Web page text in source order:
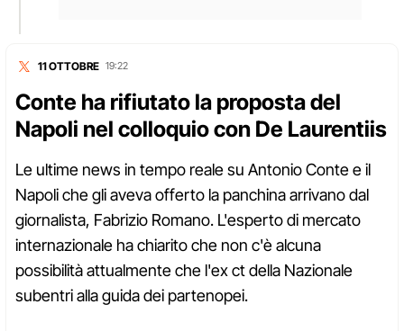
11 OTTOBRE 19:22
Conte ha rifiutato la proposta del
Napoli nel colloquio con De Laurentiis
Le ultime news in tempo reale su Antonio Conte e il
Napoli che gli aveva offerto la panchina arrivano dal
giornalista, Fabrizio Romano. L'esperto di mercato
internazionale ha chiarito che non c'è alcuna
possibilità attualmente che l'ex ct della Nazionale
subentri alla guida dei partenopei.